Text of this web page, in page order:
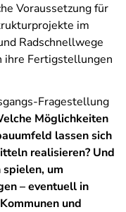
Voraussetzung für
im
Radschnellwege
ihre Fertigstellungen
Fragestellung
Möglichkeiten
lassen sich
realisieren? Und
um
– eventuell in
und